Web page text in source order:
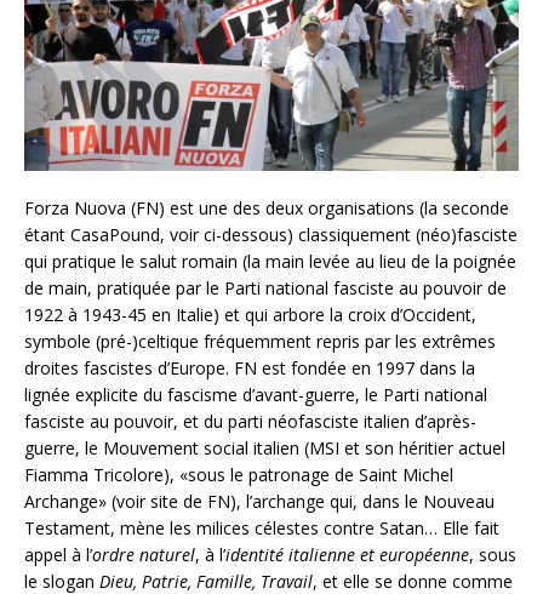
Forza Nuova (FN) est une des deux organisations (la seconde
étant CasaPound, voir ci-dessous) classiquement (néo)fasciste
qui pratique le salut romain (la main levée au lieu de la poignée
de main, pratiquée par le Parti national fasciste au pouvoir de
1922 à 1943-45 en Italie) et qui arbore la croix d’Occident,
symbole (pré-)celtique fréquemment repris par les extrêmes
droites fascistes d’Europe. FN est fondée en 1997 dans la
lignée explicite du fascisme d’avant-guerre, le Parti national
fasciste au pouvoir, et du parti néofasciste italien d’après-
guerre, le Mouvement social italien (MSI et son héritier actuel
Fiamma Tricolore), «sous le patronage de Saint Michel
Archange» (voir site de FN), l’archange qui, dans le Nouveau
Testament, mène les milices célestes contre Satan… Elle fait
appel à l’ordre naturel, à l’identité italienne et européenne, sous
le slogan Dieu, Patrie, Famille, Travail, et elle se donne comme